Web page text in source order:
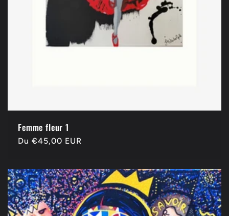
Femme fleur 1
Prix
Du €45,00 EUR